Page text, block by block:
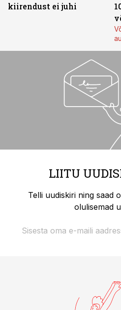
kiirendust ei juhi
LIITU
Telli uudiskiri ning saad
olulisemad